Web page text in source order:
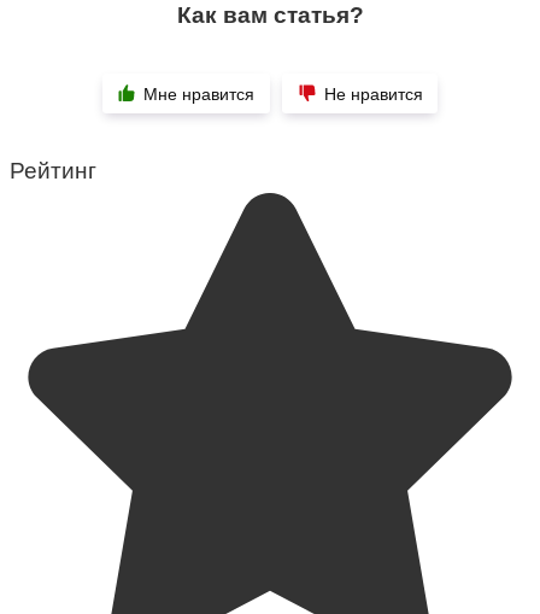
Как вам статья?
Мне нравится Не нравится
Рейтинг